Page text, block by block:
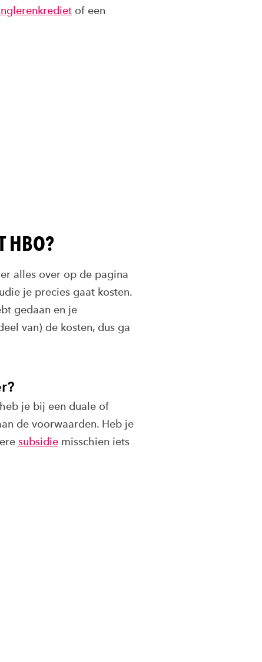
of een
HBO?
alles over op de pagina
je precies gaat kosten.
gedaan en je
van) de kosten, dus ga
je bij een duale of
de voorwaarden. Heb je
subsidie misschien iets